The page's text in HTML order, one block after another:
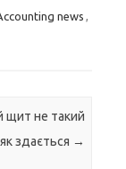
news ,
щит не такий
здається →